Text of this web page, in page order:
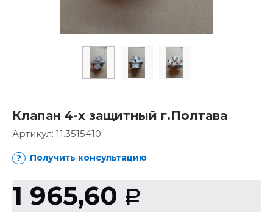
Клапан 4-х защитный г.Полтава
Артикул: 11.3515410
Получить консультацию
1 965,60 Р